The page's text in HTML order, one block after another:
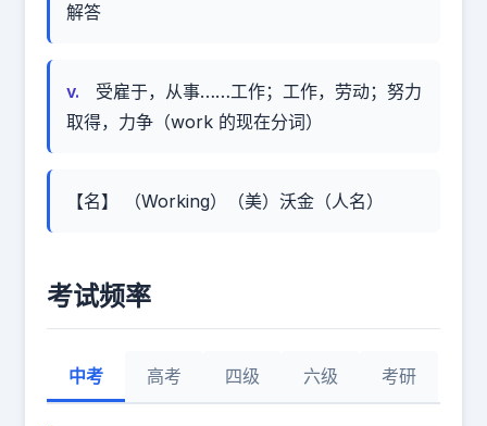
解答
v.
受雇于，从事……工作；工作，劳动；努力
取得，力争（work 的现在分词）
【名】 （Working）（美）沃金（人名）
考试频率
中考 高考 四级 六级 考研